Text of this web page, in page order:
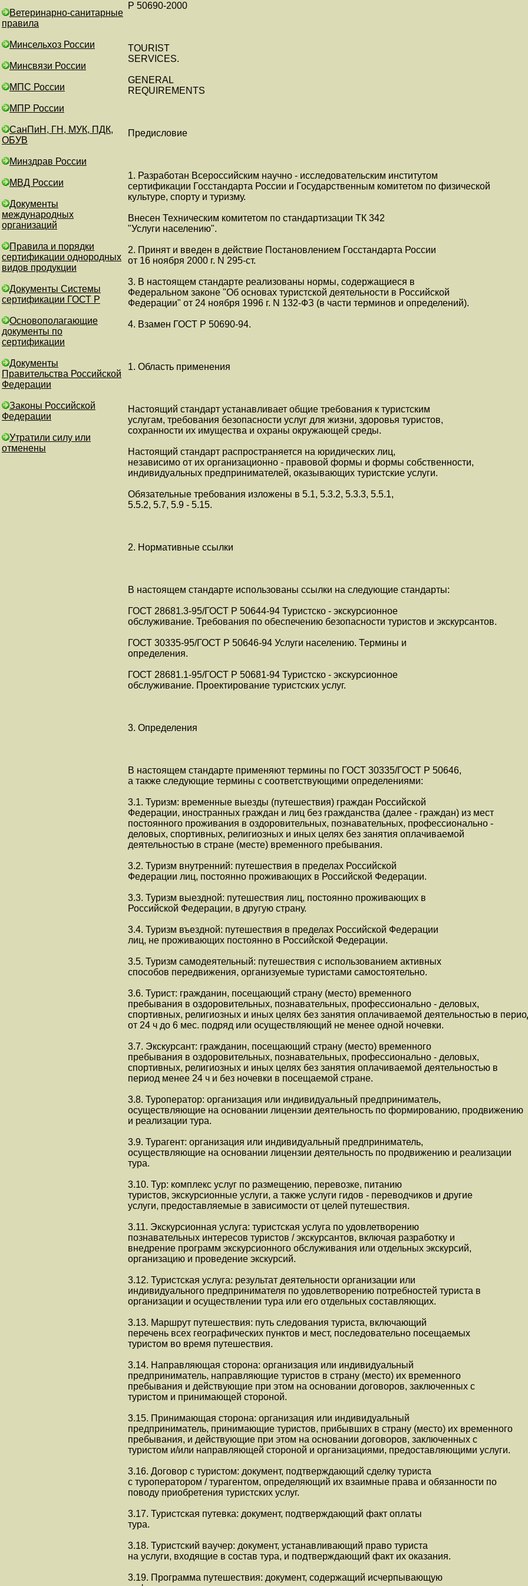
Ветеринарно-санитарные
правила
Минсельхоз России
Минсвязи России
МПС России
МПР России
СанПиН, ГН, МУК, ПДК,
ОБУВ
Минздрав России
МВД России
Документы
международных
организаций
Правила и порядки
сертификации однородных
видов продукции
Документы Системы
сертификации ГОСТ Р
Основополагающие
документы по
сертификации
Документы
Правительства Российской
Федерации
Законы Российской
Федерации
Утратили силу или
отменены
Р 50690-2000
TOURIST
SERVICES.
GENERAL
REQUIREMENTS
Предисловие
1. Разработан Всероссийским научно - исследовательским институтом
сертификации Госстандарта России и Государственным комитетом по физической
культуре, спорту и туризму.
Внесен Техническим комитетом по стандартизации ТК 342
"Услуги населению".
2. Принят и введен в действие Постановлением Госстандарта России
от 16 ноября 2000 г. N 295-ст.
3. В настоящем стандарте реализованы нормы, содержащиеся в
Федеральном законе "Об основах туристской деятельности в Российской
Федерации" от 24 ноября 1996 г. N 132-ФЗ (в части терминов и определений).
4. Взамен ГОСТ Р 50690-94.
1. Область применения
Настоящий стандарт устанавливает общие требования к туристским
услугам, требования безопасности услуг для жизни, здоровья туристов,
сохранности их имущества и охраны окружающей среды.
Настоящий стандарт распространяется на юридических лиц,
независимо от их организационно - правовой формы и формы собственности,
индивидуальных предпринимателей, оказывающих туристские услуги.
Обязательные требования изложены в 5.1, 5.3.2, 5.3.3, 5.5.1,
5.5.2, 5.7, 5.9 - 5.15.
2. Нормативные ссылки
В настоящем стандарте использованы ссылки на следующие стандарты:
ГОСТ 28681.3-95/ГОСТ Р 50644-94 Туристско - экскурсионное
обслуживание. Требования по обеспечению безопасности туристов и экскурсантов.
ГОСТ 30335-95/ГОСТ Р 50646-94 Услуги населению. Термины и
определения.
ГОСТ 28681.1-95/ГОСТ Р 50681-94 Туристско - экскурсионное
обслуживание. Проектирование туристских услуг.
3. Определения
В настоящем стандарте применяют термины по ГОСТ 30335/ГОСТ Р 50646,
а также следующие термины с соответствующими определениями:
3.1. Туризм: временные выезды (путешествия) граждан Российской
Федерации, иностранных граждан и лиц без гражданства (далее - граждан) из мест
постоянного проживания в оздоровительных, познавательных, профессионально -
деловых, спортивных, религиозных и иных целях без занятия оплачиваемой
деятельностью в стране (месте) временного пребывания.
3.2. Туризм внутренний: путешествия в пределах Российской
Федерации лиц, постоянно проживающих в Российской Федерации.
3.3. Туризм выездной: путешествия лиц, постоянно проживающих в
Российской Федерации, в другую страну.
3.4. Туризм въездной: путешествия в пределах Российской Федерации
лиц, не проживающих постоянно в Российской Федерации.
3.5. Туризм самодеятельный: путешествия с использованием активных
способов передвижения, организуемые туристами самостоятельно.
3.6. Турист: гражданин, посещающий страну (место) временного
пребывания в оздоровительных, познавательных, профессионально - деловых,
спортивных, религиозных и иных целях без занятия оплачиваемой деятельностью в
от 24 ч до 6 мес. подряд или осуществляющий не менее одной ночевки.
3.7. Экскурсант: гражданин, посещающий страну (место) временного
пребывания в оздоровительных, познавательных, профессионально - деловых,
спортивных, религиозных и иных целях без занятия оплачиваемой деятельностью в
период менее 24 ч и без ночевки в посещаемой стране.
3.8. Туроператор: организация или индивидуальный предприниматель,
осуществляющие на основании лицензии деятельность по формированию, продвижению
и реализации тура.
3.9. Турагент: организация или индивидуальный предприниматель,
осуществляющие на основании лицензии деятельность по продвижению и реализации
тура.
3.10. Тур: комплекс услуг по размещению, перевозке, питанию
туристов, экскурсионные услуги, а также услуги гидов - переводчиков и другие
услуги, предоставляемые в зависимости от целей путешествия.
3.11. Экскурсионная услуга: туристская услуга по удовлетворению
познавательных интересов туристов / экскурсантов, включая разработку и
внедрение программ экскурсионного обслуживания или отдельных экскурсий,
организацию и проведение экскурсий.
3.12. Туристская услуга: результат деятельности организации или
индивидуального предпринимателя по удовлетворению потребностей туриста в
организации и осуществлении тура или его отдельных составляющих.
3.13. Маршрут путешествия: путь следования туриста, включающий
перечень всех географических пунктов и мест, последовательно посещаемых
туристом во время путешествия.
3.14. Направляющая сторона: организация или индивидуальный
предприниматель, направляющие туристов в страну (место) их временного
пребывания и действующие при этом на основании договоров, заключенных с
туристом и принимающей стороной.
3.15. Принимающая сторона: организация или индивидуальный
предприниматель, принимающие туристов, прибывших в страну (место) их временного
пребывания, и действующие при этом на основании договоров, заключенных с
туристом и/или направляющей стороной и организациями, предоставляющими услуги.
3.16. Договор с туристом: документ, подтверждающий сделку туриста
с туроператором / турагентом, определяющий их взаимные права и обязанности по
поводу приобретения туристских услуг.
3.17. Туристская путевка: документ, подтверждающий факт оплаты
тура.
3.18. Туристский ваучер: документ, устанавливающий право туриста
на услуги, входящие в состав тура, и подтверждающий факт их оказания.
3.19. Программа путешествия: документ, содержащий исчерпывающую